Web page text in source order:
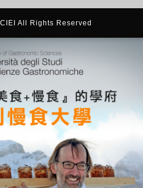
All Rights Reserved